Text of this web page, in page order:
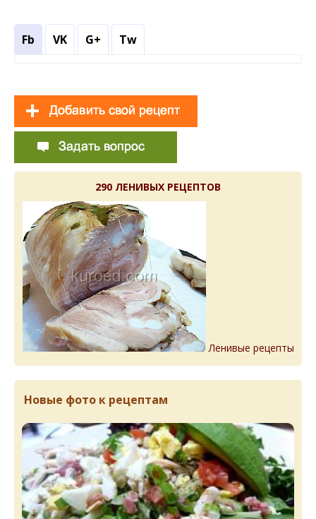
Fb VK G+ Tw
290 ЛЕНИВЫХ РЕЦЕПТОВ
Ленивые рецепты
Новые фото к рецептам